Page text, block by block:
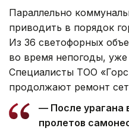
Параллельно
приводить в порядок
Из 36 светофорных
во время непогоды, уже
Специалисты ТОО
продолжают ремонт
— После урагана
пролетов